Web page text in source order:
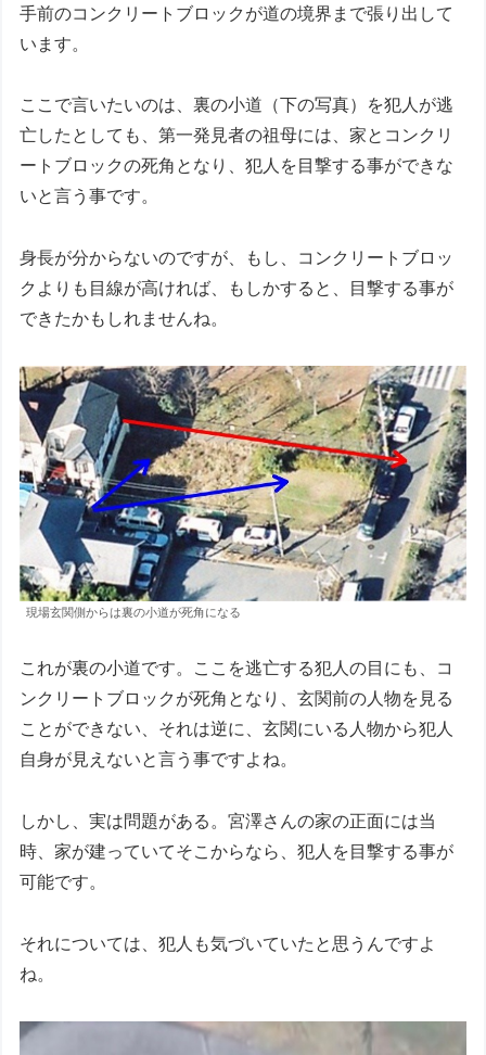
手前のコンクリートブロックが道の境界まで張り出して
います。
ここで言いたいのは、裏の小道（下の写真）を犯人が逃
亡したとしても、第一発見者の祖母には、家とコンクリ
ートブロックの死角となり、犯人を目撃する事ができな
いと言う事です。
身長が分からないのですが、もし、コンクリートブロッ
クよりも目線が高ければ、もしかすると、目撃する事が
できたかもしれませんね。
現場玄関側からは裏の小道が死角になる
これが裏の小道です。ここを逃亡する犯人の目にも、コ
ンクリートブロックが死角となり、玄関前の人物を見る
ことができない、それは逆に、玄関にいる人物から犯人
自身が見えないと言う事ですよね。
しかし、実は問題がある。宮澤さんの家の正面には当
時、家が建っていてそこからなら、犯人を目撃する事が
可能です。
それについては、犯人も気づいていたと思うんですよ
ね。